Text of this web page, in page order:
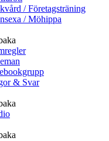
/ Företagsträning
/ Möhippa
& Svar